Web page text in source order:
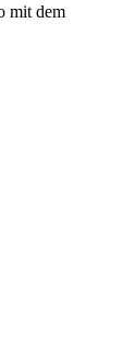
mit dem